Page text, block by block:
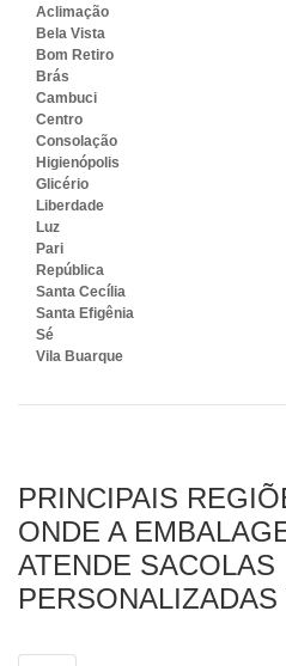
Aclimação
Bela Vista
Bom Retiro
Brás
Cambuci
Centro
Consolação
Higienópolis
Glicério
Liberdade
Luz
Pari
República
Santa Cecília
Santa Efigênia
Sé
Vila Buarque
PRINCIPAIS
ONDE A
ATENDE SACOLAS
PERSONALIZADAS